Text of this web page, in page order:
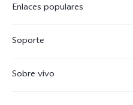
Enlaces populares
X300
Soporte
Sobre vivo